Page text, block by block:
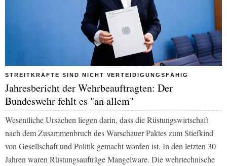
STREITKRÄFTE SIND NICHT VERTEIDIGUNGSFÄHIG
Jahresbericht der Wehrbeauftragten: Der
Bundeswehr fehlt es "an allem"
Wesentliche Ursachen liegen darin, dass die Rüstungswirtschaft
nach dem Zusammenbruch des Warschauer Paktes zum Stiefkind
von Gesellschaft und Politik gemacht worden ist. In den letzten 30
Jahren waren Rüstungsaufträge Mangelware. Die wehrtechnische